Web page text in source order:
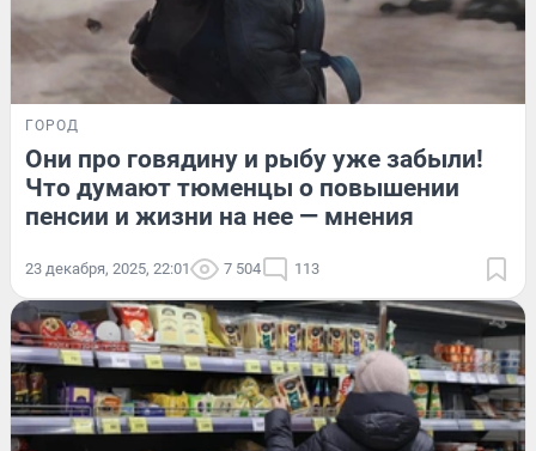
ГОРОД
Они про говядину и рыбу уже забыли!
Что думают тюменцы о повышении
пенсии и жизни на нее — мнения
23 декабря, 2025, 22:01 7 504 113